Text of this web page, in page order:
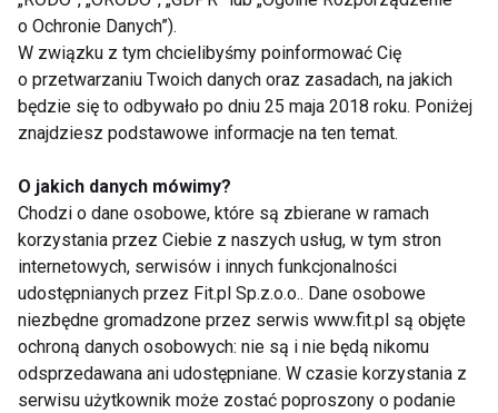
wzmocnienie mięśni ramion, barków,
klatki piersiowej, brzucha, kręgosłupa,
nóg.
rozciągnięcie mięśni szyi, ramion oraz
poprawa koordynacji ruchowej-
zwiększona powierzchnia podparcia
(dzięki kijkom) a w konsekwencji
poprawa stabilności w trakcie marszu.
częściowe uwolnienie trzonów
kręgosłupa od ciężaru głowy i tułowia,
dzięki wsparciu w postaci kijów.
o Ochronie Danych”).
W związku z tym chcielibyśmy poinformować Cię
o przetwarzaniu Twoich danych oraz zasadach, na jakich
będzie się to odbywało po dniu 25 maja 2018 roku. Poniżej
znajdziesz podstawowe informacje na ten temat.
O jakich danych mówimy?
Chodzi o dane osobowe, które są zbierane w ramach
korzystania przez Ciebie z naszych usług, w tym stron
internetowych, serwisów i innych funkcjonalności
udostępnianych przez Fit.pl Sp.z.o.o.. Dane osobowe
niezbędne gromadzone przez serwis www.fit.pl są objęte
ochroną danych osobowych: nie są i nie będą nikomu
odsprzedawana ani udostępniane. W czasie korzystania z
serwisu użytkownik może zostać poproszony o podanie